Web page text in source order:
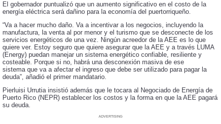
El gobernador puntualizó que un aumento significativo en el costo de la
energía eléctrica será dañino para la economía del puertorriqueño.
“Va a hacer mucho daño. Va a incentivar a los negocios, incluyendo la
manufactura, la venta al por menor y el turismo que se desconecte de los
servicios energéticos de una vez. Ningún acreedor de la AEE es lo que
quiere ver. Estoy seguro quequiere asegurar que la AEE y a través LUMA
(Energy) puedan manejar un sistema energético confiable, resiliente y
costeable. Porque si no, habrá una desconexión masiva de ese
sistema que va a afectar el ingreso que debe ser utilizado para pagar la
deuda”, añadió el primer mandatario.
Pierluisi Urrutia insistió además que le tocaraal Negociado de Energía de
Puerto Rico (NEPR) establecer los costos y la forma en que la AEE pagará
su deuda.
ADVERTISING